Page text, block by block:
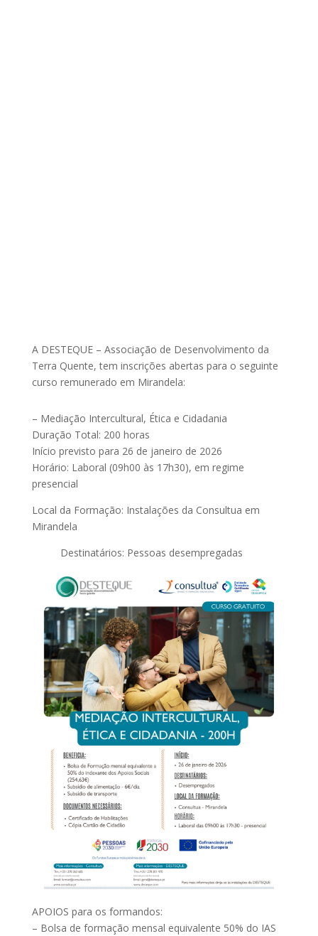
A DESTEQUE – Associação de Desenvolvimento da
Terra Quente, tem inscrições abertas para o seguinte
curso remunerado em Mirandela:
– Mediação Intercultural, Ética e Cidadania
Duração Total: 200 horas
Início previsto para 26 de janeiro de 2026
Horário: Laboral (09h00 às 17h30), em regime
presencial
Local da Formação: Instalações da Consultua em
Mirandela
Destinatários: Pessoas desempregadas
APOIOS para os formandos:
– Bolsa de formação mensal equivalente 50% do IAS